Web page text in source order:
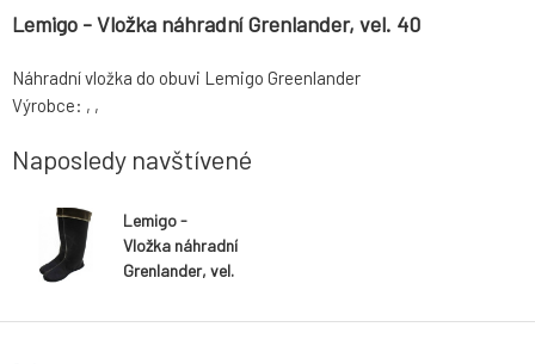
Lemigo - Vložka náhradní Grenlander, vel. 40
Náhradní vložka do obuvi Lemigo Greenlander
Výrobce: , ,
Naposledy navštívené
Lemigo -
Vložka náhradní
Grenlander, vel.